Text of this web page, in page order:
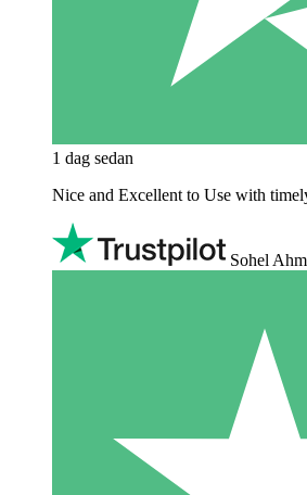
1 dag sedan
Nice and Excellent to Use with
Sohel